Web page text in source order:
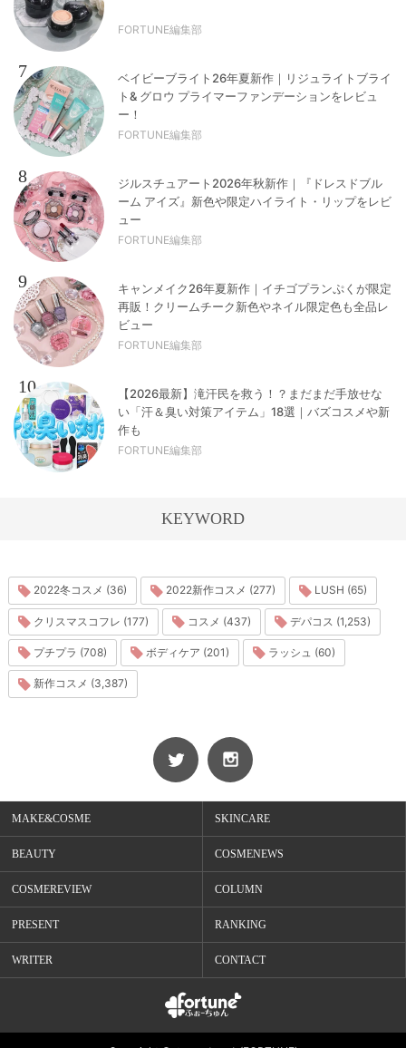
FORTUNE編集部
7
ベイビーブライト26年夏新作｜リジュライトブライ
ト& グロウ プライマーファンデーションをレビュ
ー！
FORTUNE編集部
8
ジルスチュアート2026年秋新作｜『ドレスドブル
ーム アイズ』新色や限定ハイライト・リップをレビ
ュー
FORTUNE編集部
9
キャンメイク26年夏新作｜イチゴプランぷくが限定
再販！クリームチーク新色やネイル限定色も全品レ
ビュー
FORTUNE編集部
10
【2026最新】滝汗民を救う！？まだまだ手放せな
い「汗＆臭い対策アイテム」18選｜バズコスメや新
作も
FORTUNE編集部
KEYWORD
2022冬コスメ (36) 2022新作コスメ (277) LUSH (65)
クリスマスコフレ (177) コスメ (437) デパコス (1,253)
プチプラ (708) ボディケア (201) ラッシュ (60)
新作コスメ (3,387)
MAKE&COSME SKINCARE
BEAUTY COSMENEWS
COSMEREVIEW COLUMN
PRESENT RANKING
WRITER CONTACT